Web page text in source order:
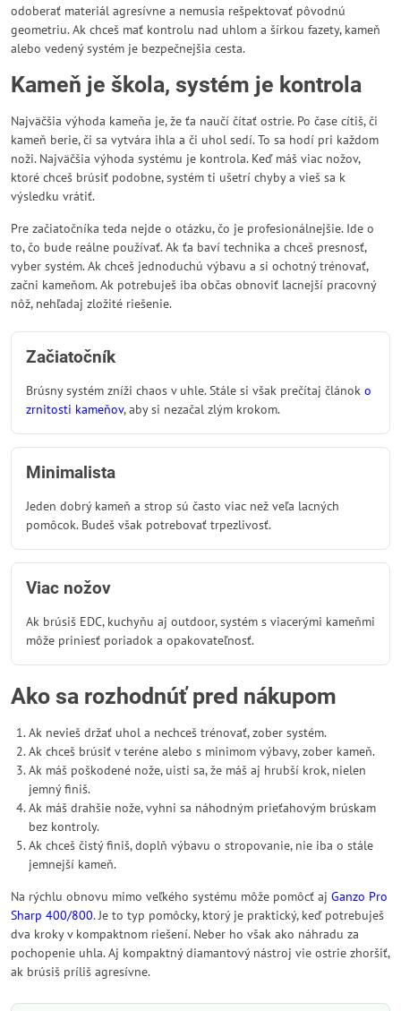
odoberať materiál agresívne a nemusia rešpektovať pôvodnú
geometriu. Ak chceš mať kontrolu nad uhlom a šírkou fazety, kameň
alebo vedený systém je bezpečnejšia cesta.
Kameň je škola, systém je kontrola
Najväčšia výhoda kameňa je, že ťa naučí čítať ostrie. Po čase cítiš, či
kameň berie, či sa vytvára ihla a či uhol sedí. To sa hodí pri každom
noži. Najväčšia výhoda systému je kontrola. Keď máš viac nožov,
ktoré chceš brúsiť podobne, systém ti ušetrí chyby a vieš sa k
výsledku vrátiť.
Pre začiatočníka teda nejde o otázku, čo je profesionálnejšie. Ide o
to, čo bude reálne používať. Ak ťa baví technika a chceš presnosť,
vyber systém. Ak chceš jednoduchú výbavu a si ochotný trénovať,
začni kameňom. Ak potrebuješ iba občas obnoviť lacnejší pracovný
nôž, nehľadaj zložité riešenie.
Začiatočník
Brúsny systém zníži chaos v uhle. Stále si však prečítaj článok o
zrnitosti kameňov, aby si nezačal zlým krokom.
Minimalista
Jeden dobrý kameň a strop sú často viac než veľa lacných
pomôcok. Budeš však potrebovať trpezlivosť.
Viac nožov
Ak brúsiš EDC, kuchyňu aj outdoor, systém s viacerými kameňmi
môže priniesť poriadok a opakovateľnosť.
Ako sa rozhodnúť pred nákupom
Ak nevieš držať uhol a nechceš trénovať, zober systém.
Ak chceš brúsiť v teréne alebo s minimom výbavy, zober kameň.
Ak máš poškodené nože, uisti sa, že máš aj hrubší krok, nielen
jemný finiš.
Ak máš drahšie nože, vyhni sa náhodným prieťahovým brúskam
bez kontroly.
Ak chceš čistý finiš, doplň výbavu o stropovanie, nie iba o stále
jemnejší kameň.
Na rýchlu obnovu mimo veľkého systému môže pomôcť aj Ganzo Pro
Sharp 400/800. Je to typ pomôcky, ktorý je praktický, keď potrebuješ
dva kroky v kompaktnom riešení. Neber ho však ako náhradu za
pochopenie uhla. Aj kompaktný diamantový nástroj vie ostrie zhoršiť,
ak brúsiš príliš agresívne.